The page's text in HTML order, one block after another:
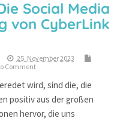
Social Media
von CyberLink
25. November 2023
Comment
wird, sind die, die
positiv aus der großen
hervor, die uns